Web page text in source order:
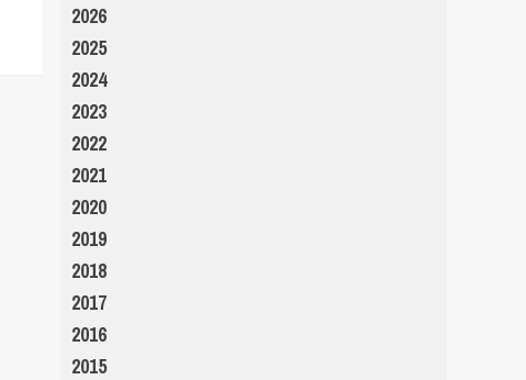
2026
2025
2024
2023
2022
2021
2020
2019
2018
2017
2016
2015